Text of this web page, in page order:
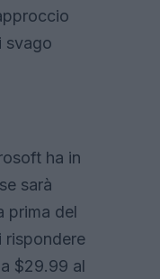
svago
ha in
sarà
prima del
rispondere
$29.99 al